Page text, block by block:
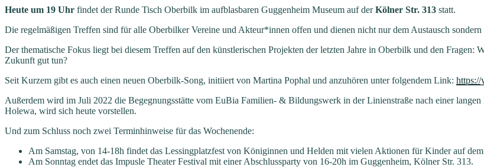
Heute um 19 Uhr findet der Runde Tisch Oberbilk im aufblasbaren Guggenheim Museum auf derKölner Str. 313 statt.
Die regelmäßigen Treffen sind für alle Oberbilker Vereine und Akteur*innen offen und dienen nicht nur dem Austausch
Der thematische Fokus liegt bei diesem Treffen auf den künstlerischen Projekten der letzten Jahre in Oberbilk und den
Zukunft gut tun?
Seit Kurzem gibt es auch einen neuen Oberbilk-Song, initiiert von Martina Pophal und anzuhören unter folgendem Link:
Außerdem wird im Juli 2022 die Begegnungsstätte vom EuBia Familien- & Bildungswerk in der Linienstraße nach einer
Holewa, wird sich heute vorstellen.
Und zum Schluss noch zwei Terminhinweise für das Wochenende:
Am Samstag, von 14-18h findet das Lessingplatzfest von Königinnen und Helden mit vielen Aktionen für Kinder auf
Am Sonntag endet das Impusle Theater Festival mit einer Abschlussparty von 16-20h im Guggenheim, Kölner Str. 313.